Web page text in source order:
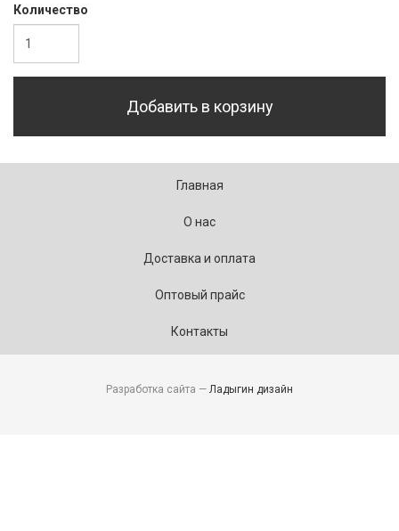
Количество
Добавить в корзину
Главная
О нас
Доставка и оплата
Оптовый прайс
Контакты
Разработка сайта — Ладыгин дизайн